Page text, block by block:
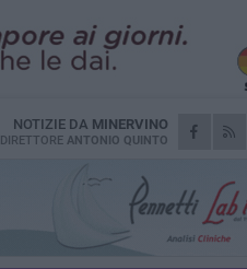
NOTIZIE DA MINERVINO
DIRETTORE ANTONIO QUINTO